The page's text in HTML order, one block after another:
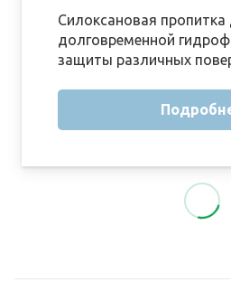
Силоксановая пропитка
долговременной
защиты различных